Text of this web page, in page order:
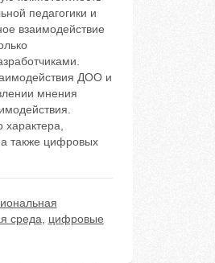
педагогики и
взаимодействие
ДОО и
мнения
а также цифровых
среда
цифровые